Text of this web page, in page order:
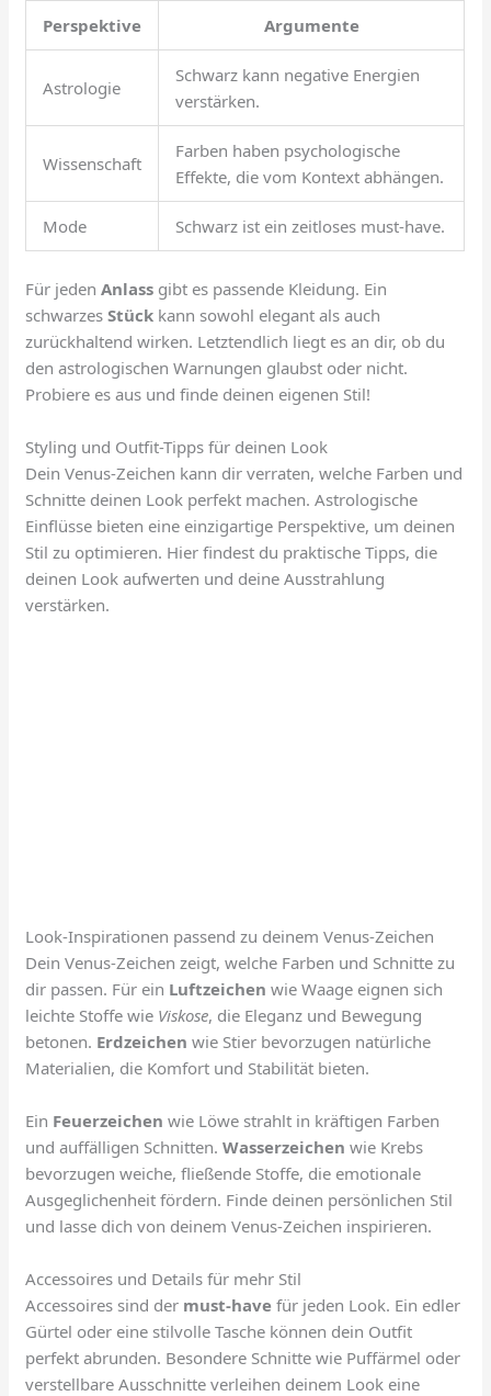
Perspektive Argumente
Astrologie
Schwarz kann negative Energien
verstärken.
Wissenschaft
Farben haben psychologische
Effekte, die vom Kontext abhängen.
Mode Schwarz ist ein zeitloses must-have.
Für jedenAnlass gibt es passende Kleidung. Ein
schwarzesStück kann sowohl elegant als auch
zurückhaltend wirken. Letztendlich liegt es an dir, ob du
den astrologischen Warnungen glaubst oder nicht.
Probiere es aus und finde deinen eigenen Stil!
Styling und Outfit-Tipps für deinen Look
Dein Venus-Zeichen kann dir verraten, welche Farben und
Schnitte deinen Look perfekt machen. Astrologische
Einflüsse bieten eine einzigartige Perspektive, um deinen
Stil zu optimieren. Hier findest du praktische Tipps, die
deinen Look aufwerten und deine Ausstrahlung
verstärken.
Look-Inspirationen passend zu deinem Venus-Zeichen
Dein Venus-Zeichen zeigt, welche Farben und Schnitte zu
dir passen. Für ein Luftzeichen wie Waage eignen sich
leichte Stoffe wie Viskose, die Eleganz und Bewegung
betonen. Erdzeichen wie Stier bevorzugen natürliche
Materialien, die Komfort und Stabilität bieten.
Ein Feuerzeichen wie Löwe strahlt in kräftigen Farben
und auffälligen Schnitten.Wasserzeichen wie Krebs
bevorzugen weiche, fließende Stoffe, die emotionale
Ausgeglichenheit fördern. Finde deinen persönlichen Stil
und lasse dich von deinem Venus-Zeichen inspirieren.
Accessoires und Details für mehr Stil
Accessoires sind der must-have für jeden Look. Ein edler
Gürtel oder eine stilvolle Tasche können dein Outfit
perfekt abrunden. Besondere Schnitte wie Puffärmel oder
verstellbare Ausschnitte verleihen deinem Look eine